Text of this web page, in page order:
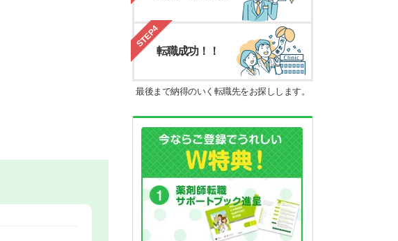
STEP4
転職成功！！
最後まで納得のいく転職先をお探しします。